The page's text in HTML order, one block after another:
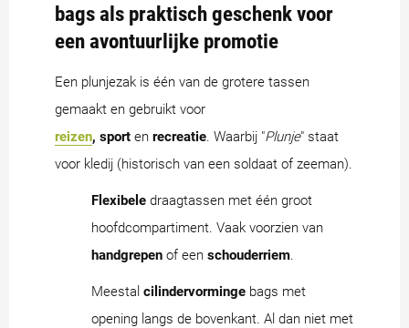
bags als praktisch geschenk voor
een avontuurlijke promotie
Een plunjezak is één van de grotere tassen
gemaakt en gebruikt voor
reizen, sport en recreatie. Waarbij "Plunje" staat
voor kledij (historisch van een soldaat of zeeman).
Flexibele draagtassen met één groot
hoofdcompartiment. Vaak voorzien van
handgrepen of een schouderriem.
Meestal cilindervorminge bags met
opening langs de bovenkant. Al dan niet met